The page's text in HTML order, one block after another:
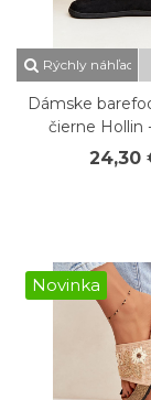
Rýchly náhľad
Dámske
čierne Hollin
24,30
Novinka